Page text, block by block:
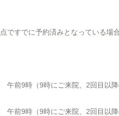
ですでに予約済みとなっている場
午前9時（9時にご来院、2回目以降
午前9時（9時にご来院、2回目以降